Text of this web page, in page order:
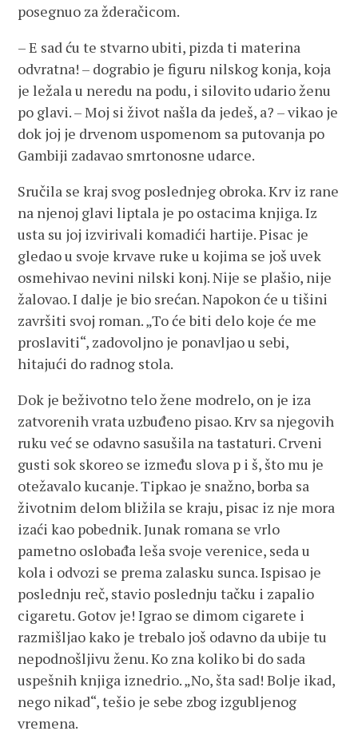
posegnuo za žderačicom.
– E sad ću te stvarno ubiti, pizda ti materina
odvratna! – dograbio je figuru nilskog konja, koja
je ležala u neredu na podu, i silovito udario ženu
po glavi. – Moj si život našla da jedeš, a? – vikao je
dok joj je drvenom uspomenom sa putovanja po
Gambiji zadavao smrtonosne udarce.
Sručila se kraj svog poslednjeg obroka. Krv iz rane
na njenoj glavi liptala je po ostacima knjiga. Iz
usta su joj izvirivali komadići hartije. Pisac je
gledao u svoje krvave ruke u kojima se još uvek
osmehivao nevini nilski konj. Nije se plašio, nije
žalovao. I dalje je bio srećan. Napokon će u tišini
završiti svoj roman. „To će biti delo koje će me
proslaviti“, zadovoljno je ponavljao u sebi,
hitajući do radnog stola.
Dok je beživotno telo žene modrelo, on je iza
zatvorenih vrata uzbuđeno pisao. Krv sa njegovih
ruku već se odavno sasušila na tastaturi. Crveni
gusti sok skoreo se između slova p i š, što mu je
otežavalo kucanje. Tipkao je snažno, borba sa
životnim delom bližila se kraju, pisac iz nje mora
izaći kao pobednik. Junak romana se vrlo
pametno oslobađa leša svoje verenice, seda u
kola i odvozi se prema zalasku sunca. Ispisao je
poslednju reč, stavio poslednju tačku i zapalio
cigaretu. Gotov je! Igrao se dimom cigarete i
razmišljao kako je trebalo još odavno da ubije tu
nepodnošljivu ženu. Ko zna koliko bi do sada
uspešnih knjiga iznedrio. „No, šta sad! Bolje ikad,
nego nikad“, tešio je sebe zbog izgubljenog
vremena.